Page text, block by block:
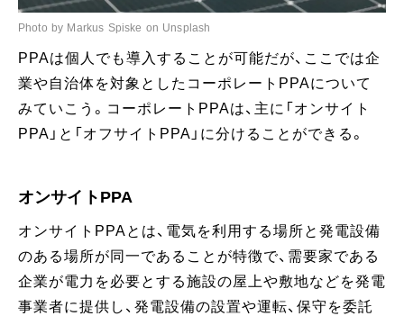
Photo by Markus Spiske on Unsplash
PPAは個人でも導入することが可能だが、ここでは企
業や自治体を対象としたコーポレートPPAについて
みていこう。コーポレートPPAは、主に「オンサイト
PPA」と「オフサイトPPA」に分けることができる。
オンサイトPPA
オンサイトPPAとは、電気を利用する場所と発電設備
のある場所が同一であることが特徴で、需要家である
企業が電力を必要とする施設の屋上や敷地などを発電
事業者に提供し、発電設備の設置や運転、保守を委託